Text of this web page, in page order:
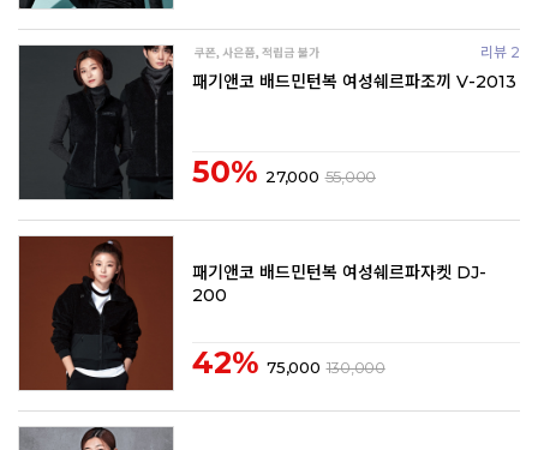
리뷰 2
패기앤코 배드민턴복 여성쉐르파조끼 V-2013
50% 27,000 55,000
패기앤코 배드민턴복 여성쉐르파자켓 DJ-
200
42% 75,000 130,000